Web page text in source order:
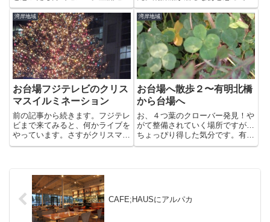
はキッザニアにしかないのが残念
です。出てみてびっくり、月島は
お祭りの真っ最中。沢山の人達が
お祭りに参加して賑やかなこと！
お隣の街なのに豊洲とは随分風
情...
たら、赤い水を吹き出していまし
た。海上保安庁の予行演習とかで
しょうか？？こちらは午後９時近
い頃の写真です。ブレまくりです
が＾＾；テレビ番組の演出で、ほ
ん...
湾岸地域
お台場フジテレビのクリス
マスイルミネーション
前の記事から続きます。フジテレ
ビまで来てみると、何かライブを
やっています。さすがクリスマス
イブ、ちょっと歩くといろんなイ
う人達がライブをやっていまし
た。フジテレビの建物の側面の階
段...
湾岸地域
お台場へ散歩２〜有明北橋
から台場へ
お、４つ葉のクローバー発見！や
がて整備されていく場所ですが…
ちょっぴり得した気分です。有明
北橋を渡っていると向こうから、
CAFE;HAUSにアルパカ